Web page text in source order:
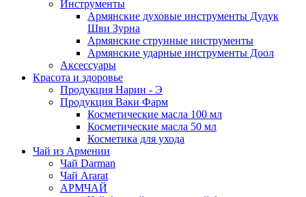
Инструменты
Армянские духовые инструменты Дудук
Шви Зурна
Армянские струнные инструменты
Армянские ударные инструменты Доол
Аксессуары
Красота и здоровье
Продукция Нарин - Э
Продукция Ваки Фарм
Косметические масла 100 мл
Косметические масла 50 мл
Косметика для ухода
Чай из Армении
Чай Darman
Чай Ararat
АРМЧАЙ